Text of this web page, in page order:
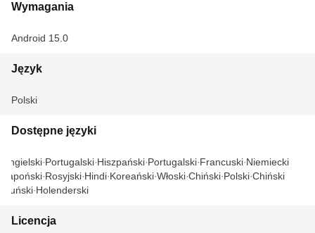
Wymagania
Android 15.0
Język
Polski
Dostępne języki
Angielski Portugalski Hiszpański Portugalski Francuski Niemiecki
Japoński Rosyjski Hindi Koreański Włoski Chiński Polski Chiński
Duński Holenderski
Licencja